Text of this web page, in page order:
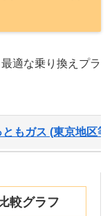
適な乗り換えプラ
もガス (東京地区等)
較グラフ